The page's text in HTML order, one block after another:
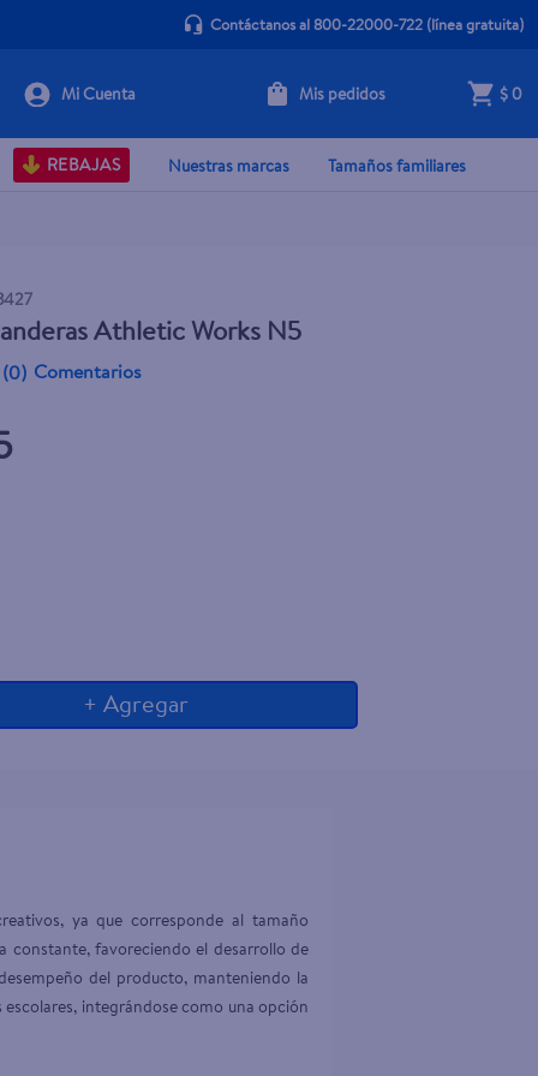
Contáctanos al 800-22000-722(línea gratuita)
Mis pedidos $ 0
REBAJAS Nuestras marcas Tamaños familiares
Athletic Works N5
(0) Comentarios
+ Agregar
+ Agregar
ya que corresponde al tamaño
constante, favoreciendo el desarrollo de
del producto, manteniendo la
integrándose como una opción